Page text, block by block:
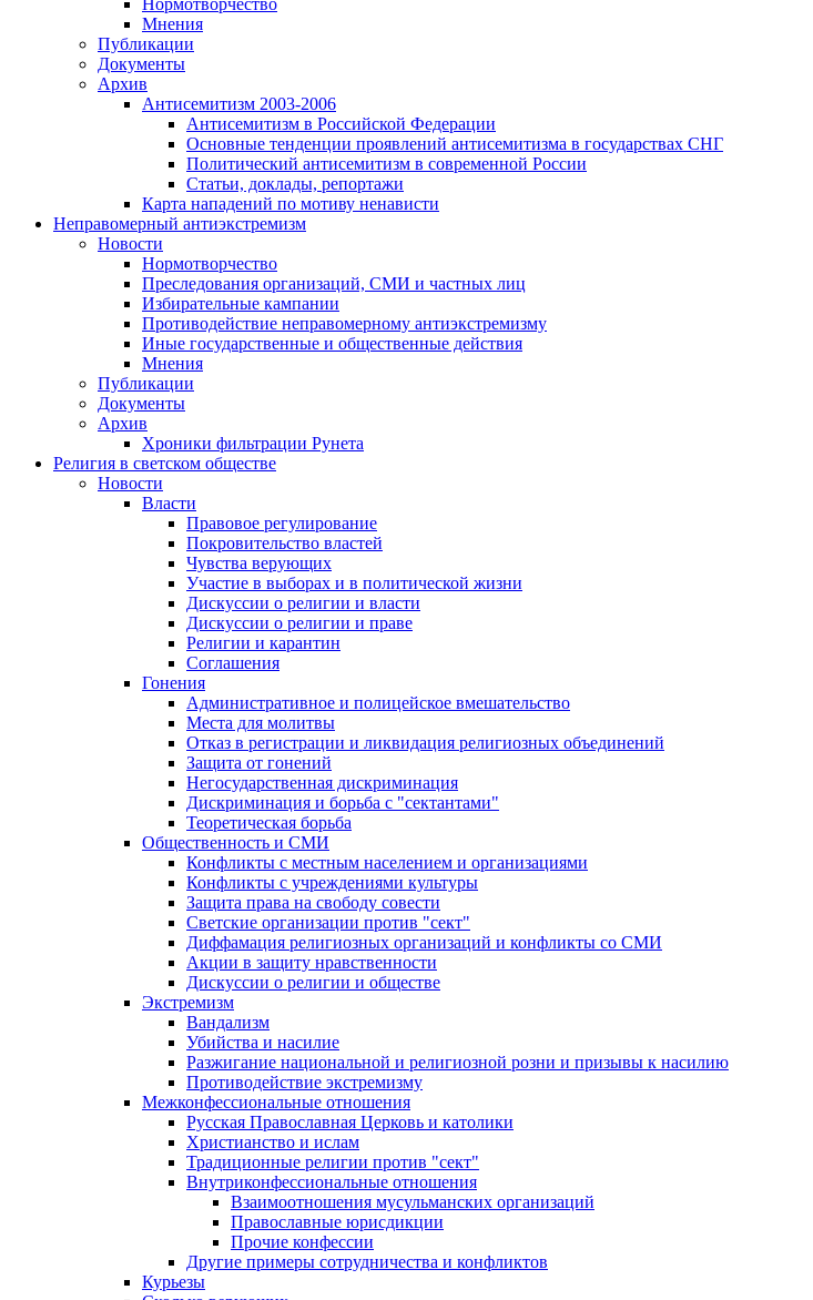
Нормотворчество
Мнения
Публикации
Документы
Архив
Антисемитизм 2003-2006
Антисемитизм в Российской Федерации
Основные тенденции проявлений антисемитизма в государствах СНГ
Политический антисемитизм в современной России
Статьи, доклады, репортажи
Карта нападений по мотиву ненависти
Неправомерный антиэкстремизм
Новости
Нормотворчество
Преследования организаций, СМИ и частных лиц
Избирательные кампании
Противодействие неправомерному антиэкстремизму
Иные государственные и общественные действия
Мнения
Публикации
Документы
Архив
Хроники фильтрации Рунета
Религия в светском обществе
Новости
Власти
Правовое регулирование
Покровительство властей
Чувства верующих
Участие в выборах и в политической жизни
Дискуссии о религии и власти
Дискуссии о религии и праве
Религии и карантин
Соглашения
Гонения
Административное и полицейское вмешательство
Места для молитвы
Отказ в регистрации и ликвидация религиозных объединений
Защита от гонений
Негосударственная дискриминация
Дискриминация и борьба с "сектантами"
Теоретическая борьба
Общественность и СМИ
Конфликты с местным населением и организациями
Конфликты с учреждениями культуры
Защита права на свободу совести
Светские организации против "сект"
Диффамация религиозных организаций и конфликты со СМИ
Акции в защиту нравственности
Дискуссии о религии и обществе
Экстремизм
Вандализм
Убийства и насилие
Разжигание национальной и религиозной розни и призывы к насилию
Противодействие экстремизму
Межконфессиональные отношения
Русская Православная Церковь и католики
Христианство и ислам
Традиционные религии против "сект"
Внутриконфессиональные отношения
Взаимоотношения мусульманских организаций
Православные юрисдикции
Прочие конфессии
Другие примеры сотрудничества и конфликтов
Курьезы